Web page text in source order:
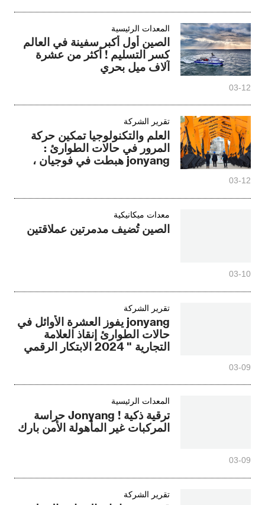
المعدات الرئيسية
الصين أول أكبر سفينة في العالم
كسر التسليم ! أكثر من عشرة
آلاف ميل بحري
03-12
تقرير الشركة
العلم والتكنولوجيا تمكين حركة
المرور في حالات الطوارئ :
jonyang هبطت في فوجيان ،
03-12
معدات ميكانيكية
الصين تُضيف مدمرتين عملاقتين
03-10
تقرير الشركة
jonyang يفوز العشرة الأوائل في
حالات الطوارئ إنقاذ العلامة
التجارية " 2024 الابتكار الرقمي
03-09
المعدات الرئيسية
ترقية ذكية ! Jonyang حراسة
المركبات غير المأهولة الأمن بارك
03-09
تقرير الشركة